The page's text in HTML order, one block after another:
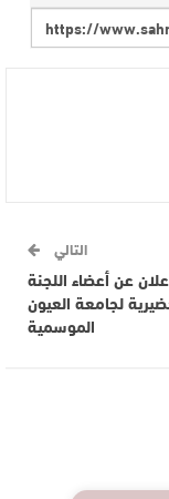
التالي
عن أعضاء اللجنة
لجامعة العيون
الموسمية